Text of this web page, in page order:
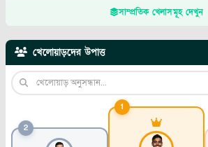
সাম্প্রতিক খেলাসমূহ দেখুন
খেলোয়াড়দের উপাত্ত
2
1